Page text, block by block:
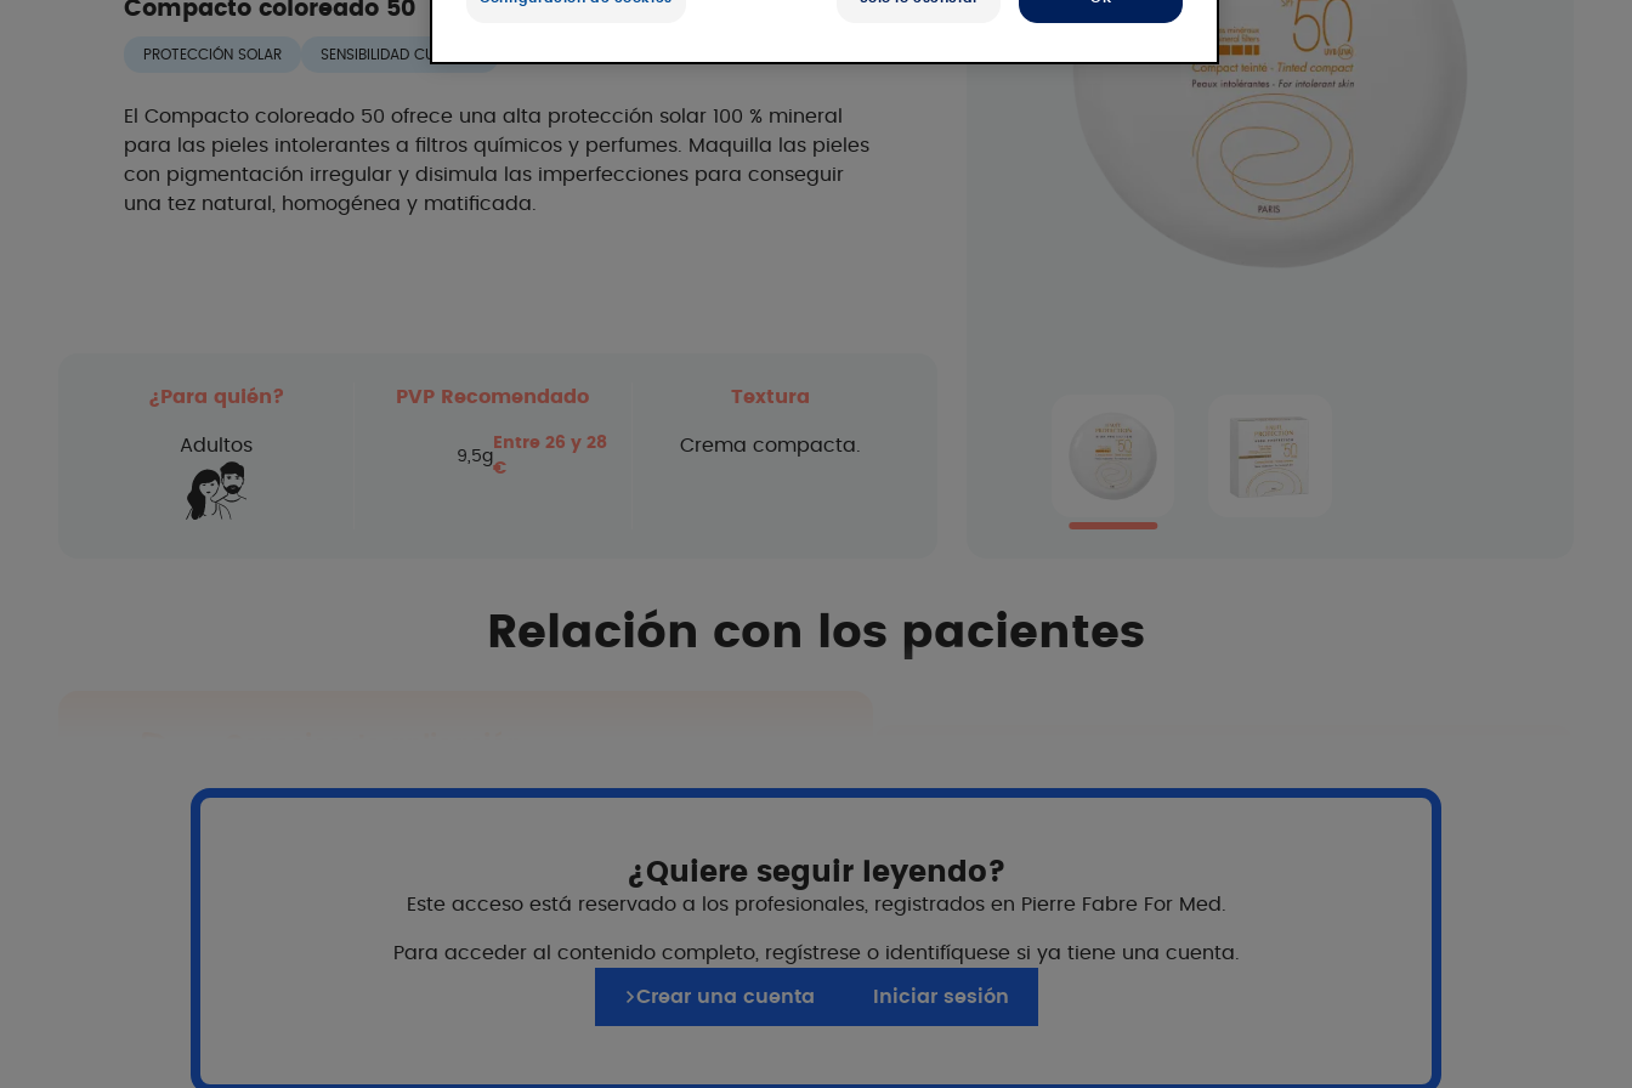
Compacto coloreado 50
PROTECCIÓN SOLAR SENSIBILIDAD CUTÁNEA
El Compacto coloreado 50 ofrece una alta protección solar 100 % mineral
para las pieles intolerantes a filtros químicos y perfumes. Maquilla las pieles
con pigmentación irregular y disimula las imperfecciones para conseguir
una tez natural, homogénea y matificada.
¿Para quién?
Adultos
PVP Recomendado
9,5g
Entre 26 y 28
€
Textura
Crema compacta.
Relación con los pacientes
Antes de cualquier exposición al sol, aplicar al menos 1 g*
sobre todo después de transpirar, bañarse o secarse.
* Al reducir esta cantidad, se disminuye claramente el nivel
Para brindar apoyo a sus pacientes durante sus tratamientos
¿Cómo vivir mejor con queratosis actínica?
¿Cómo proteger a los niños del sol?
¿Quiere seguir leyendo?
Este acceso está reservado a los profesionales, registrados en Pierre Fabre For Med.
Para acceder al contenido completo, regístrese o identifíquese si ya tiene una cuenta.
Crear una cuenta Iniciar sesión